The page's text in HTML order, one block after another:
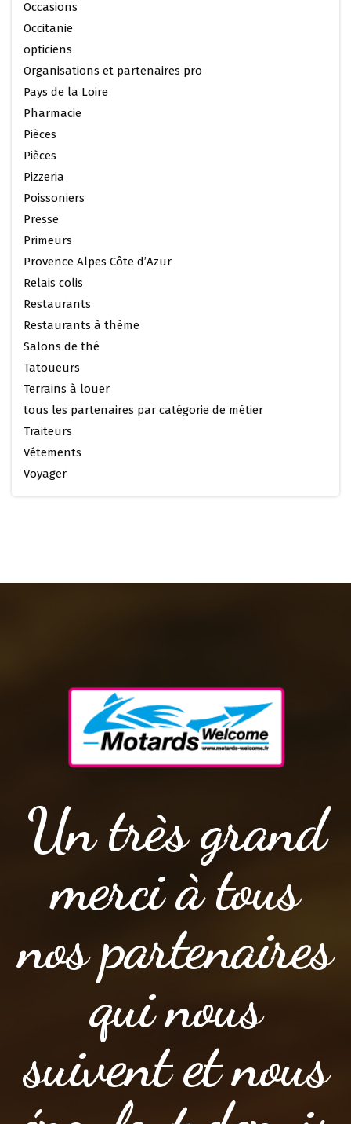
Occasions
Occitanie
opticiens
Organisations et partenaires pro
Pays de la Loire
Pharmacie
Pièces
Pièces
Pizzeria
Poissoniers
Presse
Primeurs
Provence Alpes Côte d’Azur
Relais colis
Restaurants
Restaurants à thème
Salons de thé
Tatoueurs
Terrains à louer
tous les partenaires par catégorie de métier
Traiteurs
Vétements
Voyager
Un très grand
merci à tous
nos partenaires
qui nous
suivent et nous